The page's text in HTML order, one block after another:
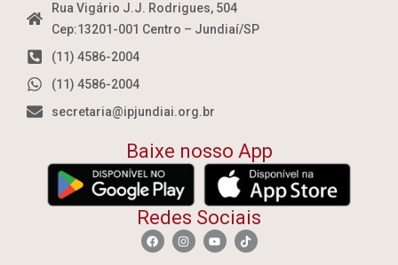
Rua Vigário J.J. Rodrigues, 504
Cep:13201-001 Centro – Jundiaí/SP
(11) 4586-2004
(11) 4586-2004
secretaria@ipjundiai.org.br
Baixe nosso App
Redes Sociais